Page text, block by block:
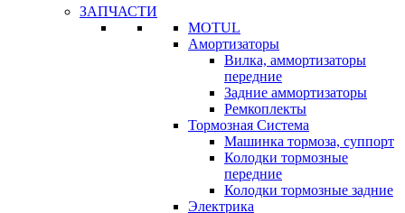
ЗАПЧАСТИ
MOTUL
Амортизаторы
Вилка, аммортизаторы
передние
Задние аммортизаторы
Ремкоплекты
Тормозная Система
Машинка тормоза, суппорт
Колодки тормозные
передние
Колодки тормозные задние
Электрика